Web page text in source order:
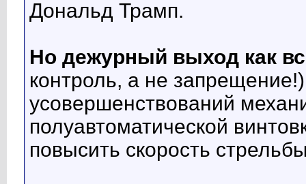
Дональд Трамп.
Но дежурный выход как
контроль, а не
усовершенствований
полуавтоматической
повысить скорость